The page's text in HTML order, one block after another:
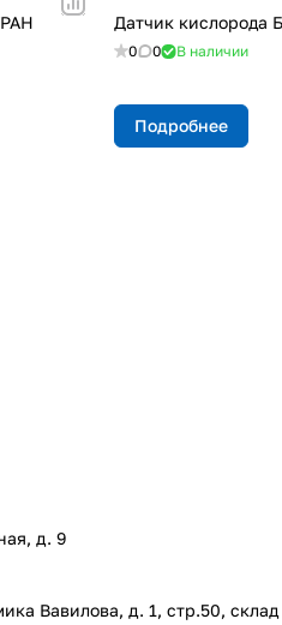
Датчик кислорода
0 0 В наличии
Подробнее
д. 9
Вавилова, д. 1, стр.50, склад